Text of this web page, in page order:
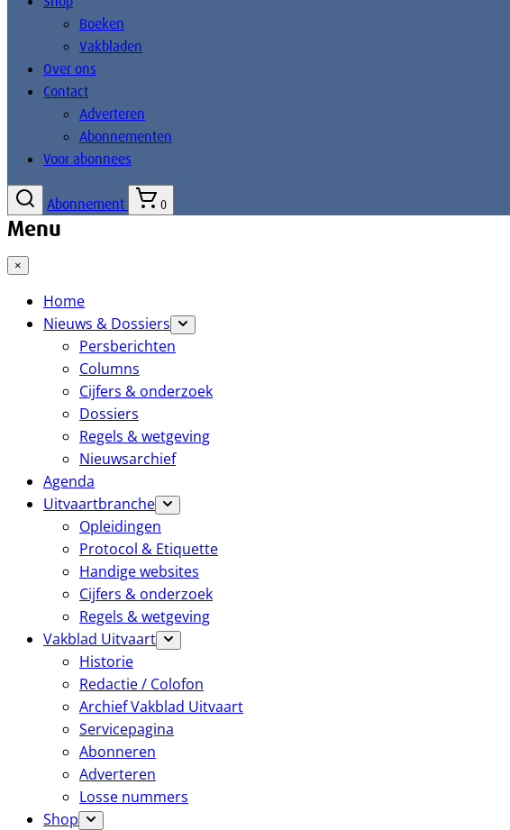
Boeken
Vakbladen
Over ons
Contact
Adverteren
Abonnementen
Voor abonnees
Abonnement 0
Menu
×
Home
Nieuws & Dossiers
Persberichten
Columns
Cijfers & onderzoek
Dossiers
Regels & wetgeving
Nieuwsarchief
Agenda
Uitvaartbranche
Opleidingen
Protocol & Etiquette
Handige websites
Cijfers & onderzoek
Regels & wetgeving
Vakblad Uitvaart
Historie
Redactie / Colofon
Archief Vakblad Uitvaart
Servicepagina
Abonneren
Adverteren
Losse nummers
Shop